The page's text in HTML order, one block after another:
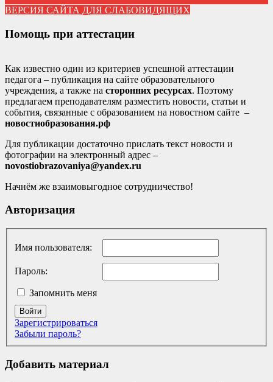
ВЕРСИЯ САЙТА ДЛЯ СЛАБОВИДЯЩИХ
Помощь при аттестации
Как известно один из критериев успешной аттестации
педагога – публикация на сайте образовательного
учреждения, а также на сторонних ресурсах. Поэтому
предлагаем преподавателям разместить новости, статьи и
события, связанные с образованием на новостном сайте –
новостиобразования.рф
Для публикации достаточно прислать текст новости и
фотографии на электронный адрес –
novostiobrazovaniya@yandex.ru
Начнём же взаимовыгодное сотрудничество!
Авторизация
Имя пользователя:
Пароль:
Запомнить меня
Войти
Зарегистрироваться
Забыли пароль?
Добавить материал